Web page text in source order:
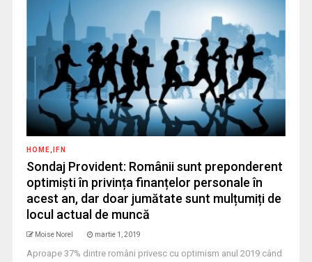
HOME IFN
Sondaj Provident: Românii sunt preponderent
optimiști în privința finanțelor personale în
acest an, dar doar jumătate sunt mulțumiți de
locul actual de muncă
Moise Norel martie 1, 2019
Aproape 37% dintre români privesc cu optimism anul 2019 când